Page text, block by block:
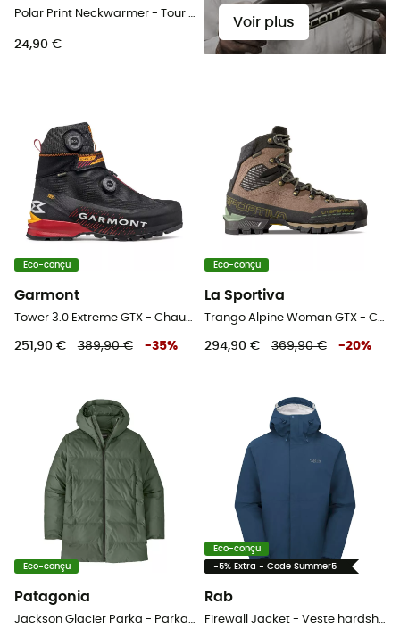
24,90 €
Voir plus
Eco-conçu
Garmont
251,90 € 389,90 € -35%
Eco-conçu
La Sportiva
294,90 € 369,90 € -20%
Eco-conçu
Patagonia
Eco-conçu
-5% Extra - Code Summer5
Rab